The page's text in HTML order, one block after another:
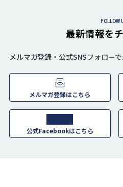
FOLLOW
最新情報を
メルマガ登録・公式SNSフォロー
メルマガ登録はこちら
公式Facebookはこちら